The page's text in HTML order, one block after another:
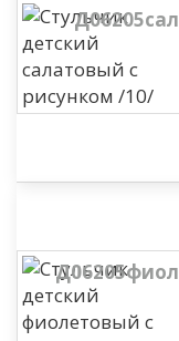
Д06205сал
Д06205фиол